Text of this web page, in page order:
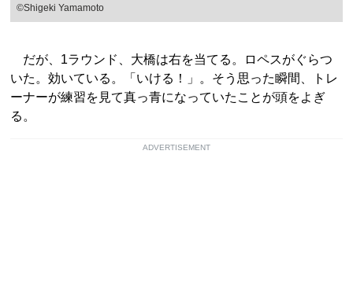
©Shigeki Yamamoto
だが、1ラウンド、大橋は右を当てる。ロペスがぐらつ
いた。効いている。「いける！」。そう思った瞬間、トレ
ーナーが練習を見て真っ青になっていたことが頭をよぎ
る。
ADVERTISEMENT